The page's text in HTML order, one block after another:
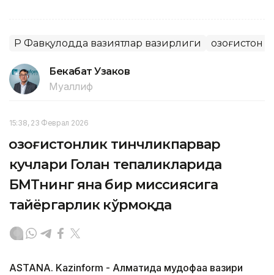
ҚР Фавқулодда вазиятлар вазирлиги Қозоғистон
Бекабат Узаков
Муаллиф
15:38, 23 Феврал 2026
Қозоғистонлик тинчликпарвар
кучлари Голан тепаликларида
БМТнинг яна бир миссиясига
тайёргарлик кўрмоқда
ASTANA. Kazinform - Алматида мудофаа вазири